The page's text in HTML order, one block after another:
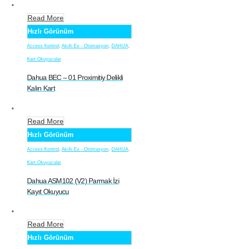
Read More
Hızlı Görünüm
Access Kontrol Akıllı Ev - Otomasyon DAHUA
Kart Okuyucular
Dahua BEC – 01 Proximitiy Delikli
Kalın Kart
Read More
Hızlı Görünüm
Access Kontrol Akıllı Ev - Otomasyon DAHUA
Kart Okuyucular
Dahua ASM102 (V2) Parmak İzi
Kayıt Okuyucu
Read More
Hızlı Görünüm